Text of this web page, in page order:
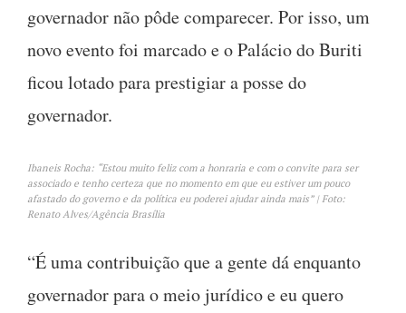
governador não pôde comparecer. Por isso, um
novo evento foi marcado e o Palácio do Buriti
ficou lotado para prestigiar a posse do
governador.
Ibaneis Rocha: “Estou muito feliz com a honraria e com o convite para ser
associado e tenho certeza que no momento em que eu estiver um pouco
afastado do governo e da política eu poderei ajudar ainda mais” | Foto:
Renato Alves/Agência Brasília
“É uma contribuição que a gente dá enquanto
governador para o meio jurídico e eu quero